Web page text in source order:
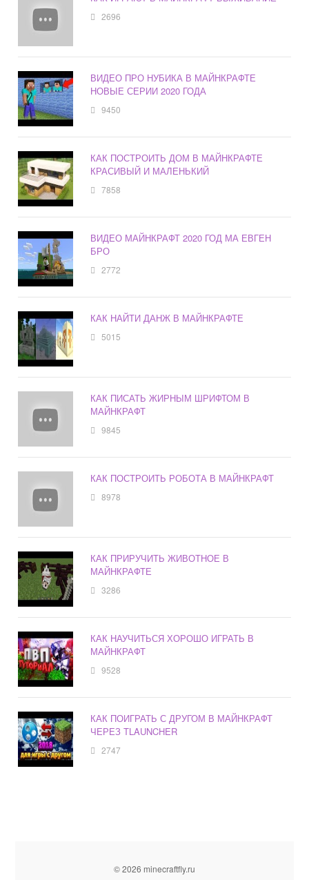
2696
ВИДЕО ПРО НУБИКА В МАЙНКРАФТЕ
НОВЫЕ СЕРИИ 2020 ГОДА
9450
КАК ПОСТРОИТЬ ДОМ В МАЙНКРАФТЕ
КРАСИВЫЙ И МАЛЕНЬКИЙ
7858
ВИДЕО МАЙНКРАФТ 2020 ГОД МА ЕВГЕН
БРО
2772
КАК НАЙТИ ДАНЖ В МАЙНКРАФТЕ
5015
КАК ПИСАТЬ ЖИРНЫМ ШРИФТОМ В
МАЙНКРАФТ
9845
КАК ПОСТРОИТЬ РОБОТА В МАЙНКРАФТ
8978
КАК ПРИРУЧИТЬ ЖИВОТНОЕ В
МАЙНКРАФТЕ
3286
КАК НАУЧИТЬСЯ ХОРОШО ИГРАТЬ В
МАЙНКРАФТ
9528
КАК ПОИГРАТЬ С ДРУГОМ В МАЙНКРАФТ
ЧЕРЕЗ TLAUNCHER
2747
© 2026 minecraftfly.ru